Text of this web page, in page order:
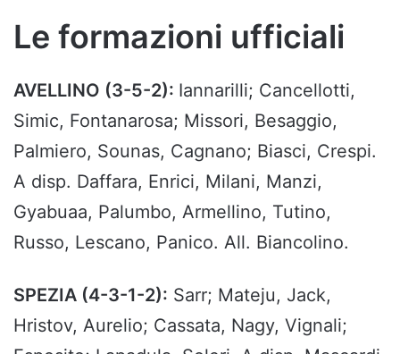
Le formazioni ufficiali
AVELLINO (3-5-2): Iannarilli; Cancellotti,
Simic, Fontanarosa; Missori, Besaggio,
Palmiero, Sounas, Cagnano; Biasci, Crespi.
A disp. Daffara, Enrici, Milani, Manzi,
Gyabuaa, Palumbo, Armellino, Tutino,
Russo, Lescano, Panico. All. Biancolino.
SPEZIA (4-3-1-2): Sarr; Mateju, Jack,
Hristov, Aurelio; Cassata, Nagy, Vignali;